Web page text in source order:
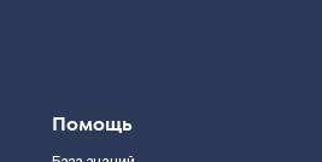
Помощь